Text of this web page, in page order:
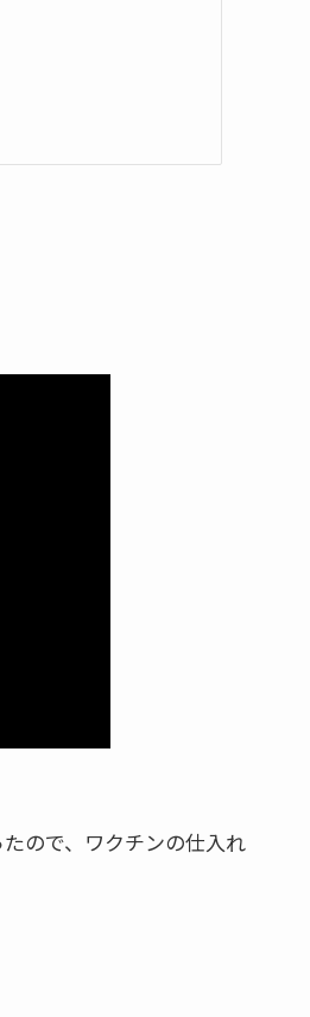
ので、ワクチンの仕入れ